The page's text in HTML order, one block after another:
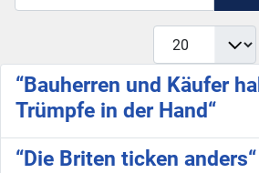
Anzeige #
“Bauherren und Käufer
Trümpfe in der Hand“
“Die Briten ticken anders“